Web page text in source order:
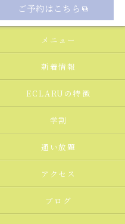
ご予約はこちら
メニュー
新着情報
ECLARUの特徴
学割
通い放題
アクセス
ブログ